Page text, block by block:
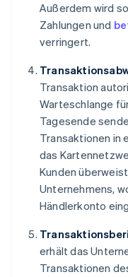
Außerdem wird
Zahlungen und
verringert.
Transaktion
Warteschlange
Tagesende
Transaktionen in
das
Kunden
Unternehmens,
Händlerkonto
erhält das
Transaktionen